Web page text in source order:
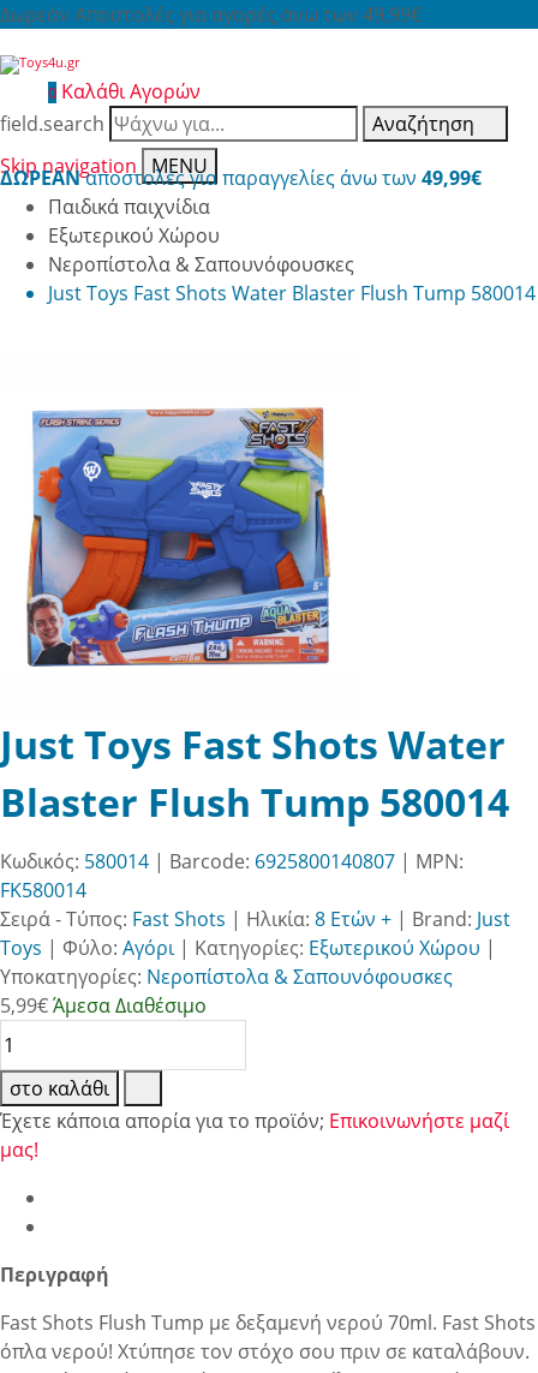
Δωρεάν Αποστολές για αγορές άνω των 49,99€
0 Καλάθι Αγορών
field.search
Αναζήτηση
Skip navigation
MENU
ΔΩΡΕΑΝαποστολές για παραγγελίες άνω των 49,99€
Παιδικά παιχνίδια
Εξωτερικού Χώρου
Νεροπίστολα & Σαπουνόφουσκες
Just Toys Fast Shots Water Blaster Flush Tump 580014
Just Toys Fast Shots Water
Blaster Flush Tump 580014
Κωδικός: 580014 | Barcode: 6925800140807 | MPN:
FK580014
Σειρά - Τύπος: Fast Shots | Ηλικία: 8 Ετών + | Brand: Just
Toys | Φύλο: Αγόρι| Κατηγορίες: Εξωτερικού Χώρου |
Υποκατηγορίες: Νεροπίστολα & Σαπουνόφουσκες
5,99€Άμεσα Διαθέσιμο
στο καλάθι
Έχετε κάποια απορία για το προϊόν; Επικοινωνήστε μαζί
μας!
Περιγραφή
Fast Shots Flush Tump με δεξαμενή νερού 70ml. Fast Shots
όπλα νερού! Χτύπησε τον στόχο σου πριν σε καταλάβουν.